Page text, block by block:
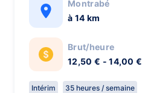
Montrabé
à 14 km
Brut/heure
12,50 € - 14,00 €
Intérim
35 heures / semaine